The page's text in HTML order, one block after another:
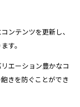
ンテンツを更新し、
す。
エーション豊かなコ
きを防ぐことができ